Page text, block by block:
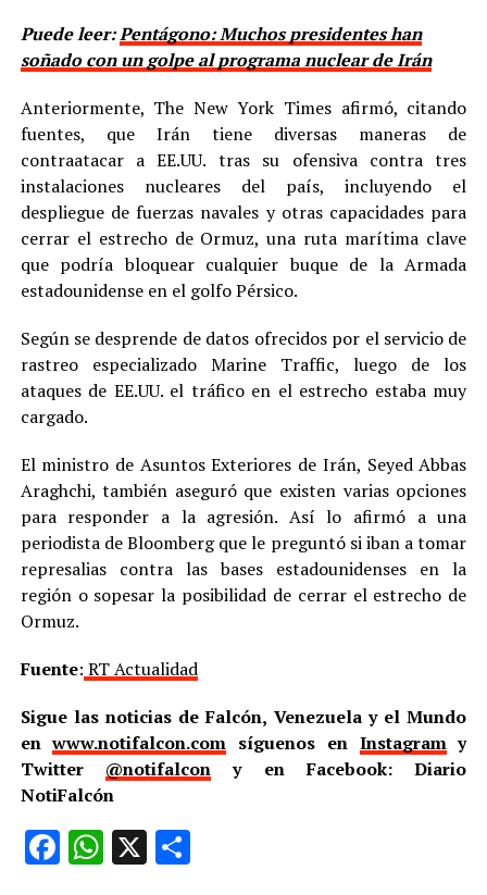
Puede leer:Pentágono: Muchos presidentes han
soñado con un golpe al programa nuclear de Irán
Anteriormente, The New York Times afirmó, citando
fuentes, que Irán tiene diversas maneras de
contraatacar a EE.UU. tras su ofensiva contra tres
instalaciones nucleares del país, incluyendo el
despliegue de fuerzas navales y otras capacidades para
cerrar el estrecho de Ormuz, una ruta marítima clave
que podría bloquear cualquier buque de la Armada
estadounidense en el golfo Pérsico.
Según se desprende de datos ofrecidos por el servicio de
rastreo especializado Marine Traffic, luego de los
ataques de EE.UU. el tráfico en el estrecho estaba muy
cargado.
El ministro de Asuntos Exteriores de Irán, Seyed Abbas
Araghchi, también aseguró que existen varias opciones
para responder a la agresión. Así lo afirmó a una
periodista de Bloomberg que le preguntó si iban a tomar
represalias contra las bases estadounidenses en la
región o sopesar la posibilidad de cerrar el estrecho de
Ormuz.
Fuente: RT Actualidad
Sigue las noticias de Falcón, Venezuela y el Mundo
enwww.notifalcon.com síguenos en Instagramy
Twitter @notifalcon y en Facebook: Diario
NotiFalcón
Facebook
WhatsApp
X